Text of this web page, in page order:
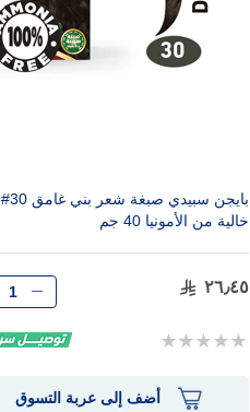
بايجن سبيدي صبغة شعر بني غامق 30#
خالية من الأمونيا 40 جم
٢٦٫٤٥
Rating:
الكمية
أضف إلى عربة التسوق